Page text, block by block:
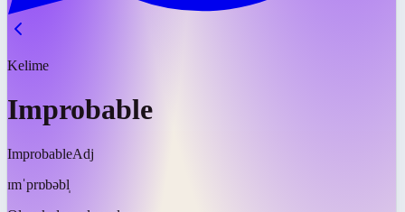
Kelime
Improbable
ImprobableAdj
ɪmˈprɒbəbl̩